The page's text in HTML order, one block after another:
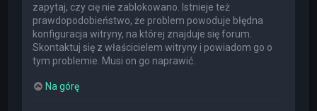
zapytaj, czy cię nie zablokowano. Istnieje też
prawdopodobieństwo, że problem powoduje błędna
konfiguracja witryny, na której znajduje się forum.
Skontaktuj się z właścicielem witryny i powiadom go o
tym problemie. Musi on go naprawić.
Na górę